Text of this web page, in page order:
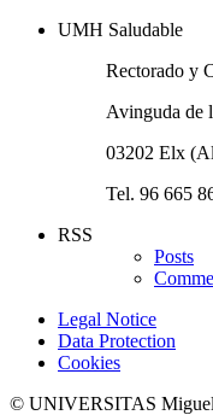
UMH Saludable
Rectorado y
Avinguda de
03202 Elx
Tel. 96 665
RSS
Posts
Legal Notice
Data Protection
Cookies
© UNIVERSITAS Miguel